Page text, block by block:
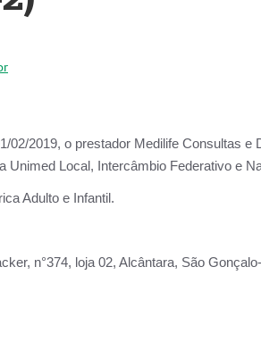
02/2019, o prestador Medilife Consultas e
Unimed Local, Intercâmbio Federativo e
Adulto e Infantil.
n°374, loja 02, Alcântara, São